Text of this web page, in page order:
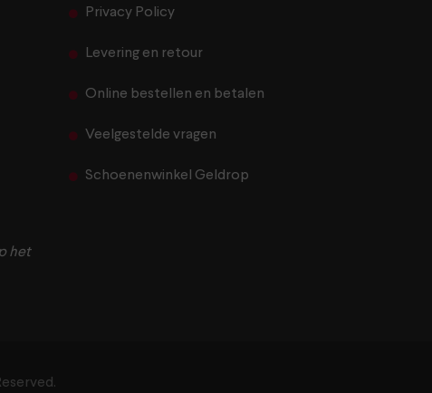
het
Privacy Policy
Levering en retour
Online bestellen en betalen
Veelgestelde vragen
Schoenenwinkel Geldrop